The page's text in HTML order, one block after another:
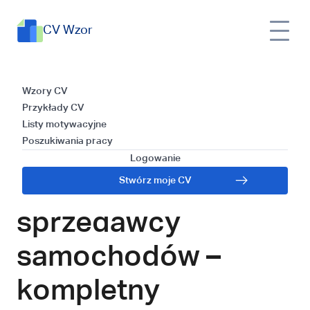
CV Wzor
Wzory CV
Przykłady CV
Listy motywacyjne
Poszukiwania pracy
Logowanie
Stwórz moje CV
Jak napisać
skuteczne CV
sprzedawcy
samochodów –
kompletny